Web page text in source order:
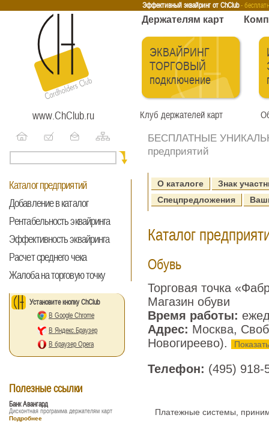
Эффективный эквайринг от ChClub -
Интернет-эквайринг Тренинги Бесплатные сервисы
Держателям карт
ЭКВАЙРИНГ
ТОРГОВЫЙ
подключение
www.ChClub.ru Клуб держателей карт
Каталог предприятий
Добавление в каталог
Рентабельность эквайринга
Эффективность эквайринга
Расчет среднего чека
Жалоба на торговую точку
Установите кнопку ChClub
В Google Chrome
В Яндекс.Браузер
В браузер Opera
Полезные ссылки
Банк Авангард
Дисконтная программа держателям карт
Подробнее
БЕСПЛАТНЫЕ
предприятий
О каталоге
Знак
Спецпредложения
Каталог
Обувь
Торговая точка
Магазин обуви
Время работы:
Адрес: Москва,
Новогиреево).
Телефон: (495) 918-
Платежные системы,